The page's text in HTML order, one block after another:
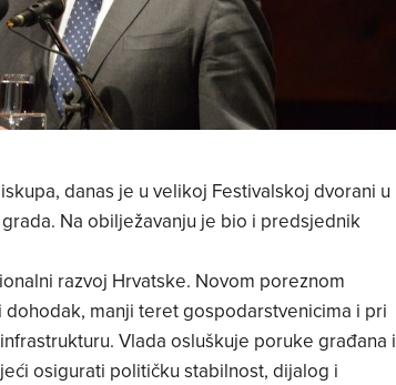
danas je u velikoj Festivalskoj dvorani u
Na obilježavanju je bio i predsjednik
razvoj Hrvatske. Novom poreznom
manji teret gospodarstvenicima i pri
Vlada osluškuje poruke građana i
osigurati političku stabilnost, dijalog i